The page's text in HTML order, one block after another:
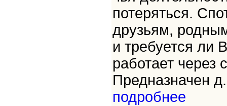
потеряться.
друзьям,
и требуется
работает через
Предназначен
подробнее